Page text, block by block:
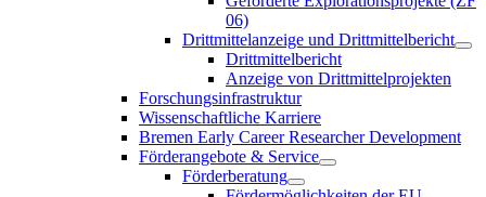
06)
Drittmittelanzeige und Drittmittelbericht
Drittmittelbericht
Anzeige von Drittmittelprojekten
Forschungsinfrastruktur
Wissenschaftliche Karriere
Bremen Early Career Researcher Development
Förderangebote & Service
Förderberatung